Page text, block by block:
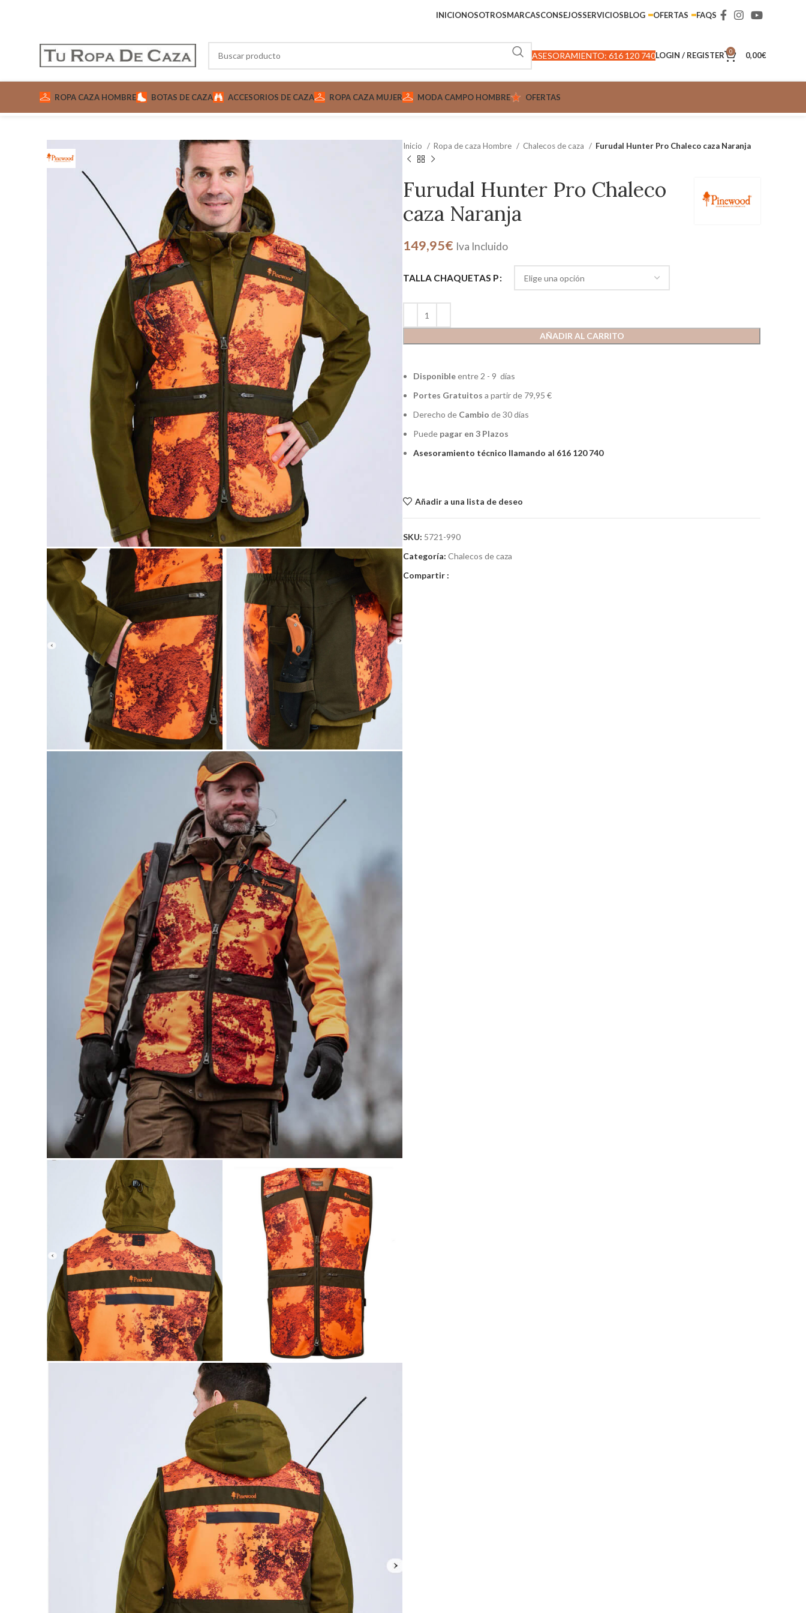
INICIONOSOTROSMARCASCONSEJOSSERVICIOSBLOG OFERTAS FAQS
ASESORAMIENTO: 616 120 740LOGIN / REGISTER 0 0,00€
ROPA CAZA HOMBRE BOTAS DE CAZA ACCESORIOS DE CAZA ROPA CAZA MUJER MODA CAMPO HOMBRE OFERTAS
Inicio Ropa de caza Hombre Chalecos de caza Furudal Hunter Pro Chaleco caza Naranja
Furudal Hunter Pro Chaleco
caza Naranja
149,95€ Iva Incluido
TALLA CHAQUETAS P
AÑADIR AL CARRITO
Disponibleentre 2 - 9 días
Portes Gratuitos a partir de 79,95 €
Derecho de Cambio de 30 días
Puede pagar en 3 Plazos
Asesoramiento técnico llamando al 616 120 740
Añadir a una lista de deseo
SKU: 5721-990
Categoría: Chalecos de caza
Compartir :